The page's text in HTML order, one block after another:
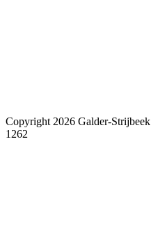
Copyright 2026 Galder-Strijbeek
1262